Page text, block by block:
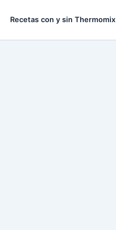
Recetas con y sin Thermomix